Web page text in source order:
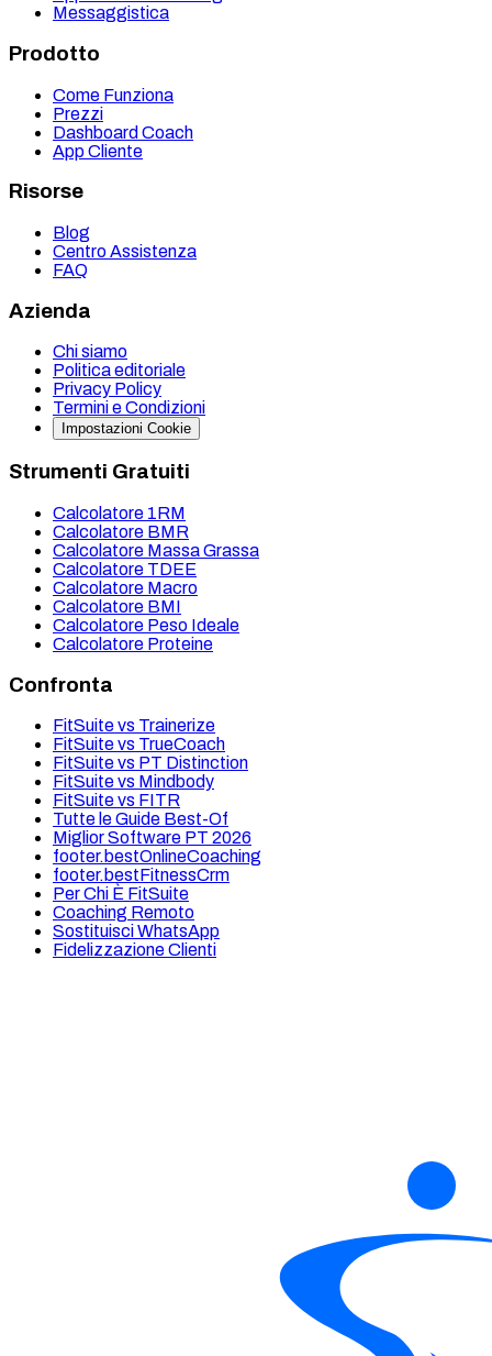
Messaggistica
Prodotto
Come Funziona
Prezzi
Dashboard Coach
App Cliente
Risorse
Blog
Centro Assistenza
FAQ
Azienda
Chi siamo
Politica editoriale
Privacy Policy
Termini e Condizioni
Impostazioni Cookie
Strumenti Gratuiti
Calcolatore 1RM
Calcolatore BMR
Calcolatore Massa Grassa
Calcolatore TDEE
Calcolatore Macro
Calcolatore BMI
Calcolatore Peso Ideale
Calcolatore Proteine
Confronta
FitSuite vs Trainerize
FitSuite vs TrueCoach
FitSuite vs PT Distinction
FitSuite vs Mindbody
FitSuite vs FITR
Tutte le Guide Best-Of
Miglior Software PT 2026
footer.bestOnlineCoaching
footer.bestFitnessCrm
Per Chi È FitSuite
Coaching Remoto
Sostituisci WhatsApp
Fidelizzazione Clienti